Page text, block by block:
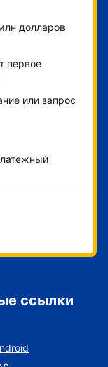
долларов
первое
или запрос
ссылки